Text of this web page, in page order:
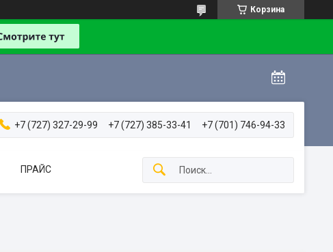
Корзина
+7 (727) 327-29-99 +7 (727) 385-33-41 +7 (701) 746-94-33
ПРАЙС